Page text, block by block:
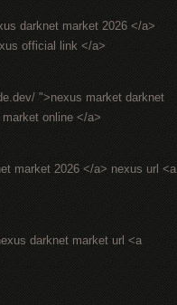
darknet market 2026 </a>
official link </a>
">nexus market darknet
online </a>
market 2026 </a> nexus url <a
darknet market url <a